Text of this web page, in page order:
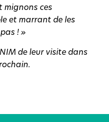
mignons ces
et marrant de les
! »
de leur visite dans